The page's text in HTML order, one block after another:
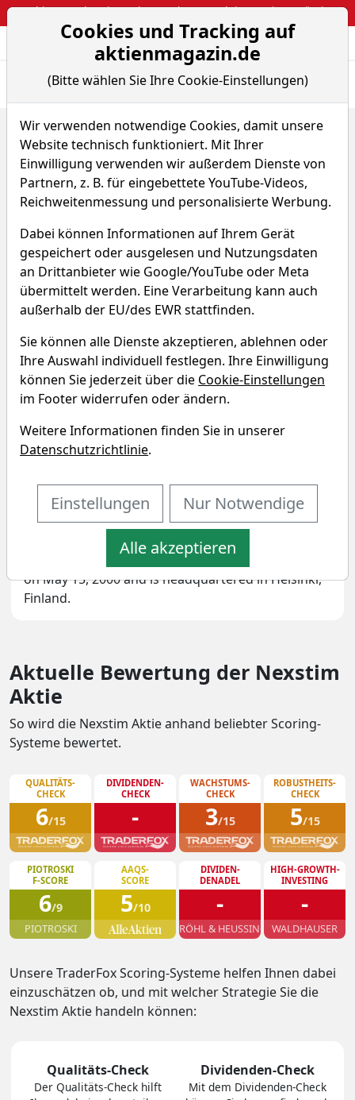
Webinar: So kassierst du trotzdem attraktive Optionsprämien
Aktien- und
Home Aktien Nexstim Oyj
Nexstim Aktie
Watchlist NXTMH WKN A3CMUG
9,590 € -0,62 %
Echtzeit-Aktienkurs 08.08.2026, 05:59 Uhr
Was macht Nexstim?
Unternehmensprofil
Nexstim Oyj engages in the provision of medical
technology products. It focuses on SmartFocus
stimulation (nTMS) technology with sophisticated
three-dimensional (3D) navigation providing
accurate and personalized targeting of the TMS to
the specific area of the brain. The company was
founded by Risto Ilmoniemi and Pekka Puolakka
on May 15, 2000 and is headquartered in Helsinki,
Finland.
Aktuelle Bewertung der Nexstim
Aktie
So wird die Nexstim Aktie anhand beliebter Scoring-
Systeme bewertet.
QUALITÄTS-
CHECK
6/15
DIVIDENDEN-
CHECK
-
WACHSTUMS-
CHECK
3/15
ROBUSTHEITS-
CHECK
5/15
PIOTROSKI
F-SCORE
6/9
PIOTROSKI
AAQS-
SCORE
5/10
DIVIDEN-
DENADEL
-
RÖHL & HEUSSINGER
HIGH-GROWTH-
INVESTING
-
WALDHAUSER
Unsere TraderFox Scoring-Systeme helfen Ihnen dabei
einzuschätzen ob, und mit welcher Strategie Sie die
Nexstim Aktie handeln können:
Qualitäts-Check
Der Quali­täts-Check hilft
Dividenden-Check
Mit dem Divi­den­den-Check
Cookies und Tracking auf
aktienmagazin.de
(Bitte wählen Sie Ihre Cookie-Einstellungen)
Wir verwenden notwendige Cookies, damit unsere
Website technisch funktioniert. Mit Ihrer
Einwilligung verwenden wir außerdem Dienste von
Partnern, z. B. für eingebettete YouTube-Videos,
Reichweitenmessung und personalisierte Werbung.
Dabei können Informationen auf Ihrem Gerät
gespeichert oder ausgelesen und Nutzungsdaten
an Drittanbieter wie Google/YouTube oder Meta
übermittelt werden. Eine Verarbeitung kann auch
außerhalb der EU/des EWR stattfinden.
Sie können alle Dienste akzeptieren, ablehnen oder
Ihre Auswahl individuell festlegen. Ihre Einwilligung
können Sie jederzeit über die Cookie-Einstellungen
im Footer widerrufen oder ändern.
Weitere Informationen finden Sie in unserer
Datenschutzrichtlinie.
Einstellungen Nur Notwendige
Alle akzeptieren